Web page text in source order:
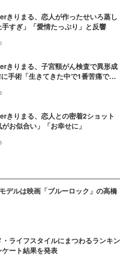
きりまる、恋人が作ったせいろ蒸し
すぎ」「愛情たっぷり」と反響
きりまる、子宮頸がん検査で異形成
手術「生きてきた中で1番苦痛でし
きりまる、恋人との密着2ショット
お似合い」「お幸せに」
デルは映画「ブルーロック」の高橋
ライフスタイルにまつわるランキン
ート結果を発表